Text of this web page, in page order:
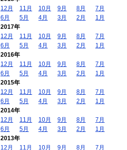
12月
11月 10月 9月 8月
7月
6月
5月 4月 3月 2月
1月
2017年
12月
11月 10月 9月 8月
7月
6月
5月 4月 3月 2月
1月
2016年
12月
11月 10月 9月 8月
7月
6月
5月 4月 3月 2月
1月
2015年
12月
11月 10月 9月 8月
7月
6月
5月 4月 3月 2月
1月
2014年
12月
11月 10月 9月 8月
7月
6月
5月 4月 3月 2月
1月
2013年
12月
11月 10月 9月 8月 7月